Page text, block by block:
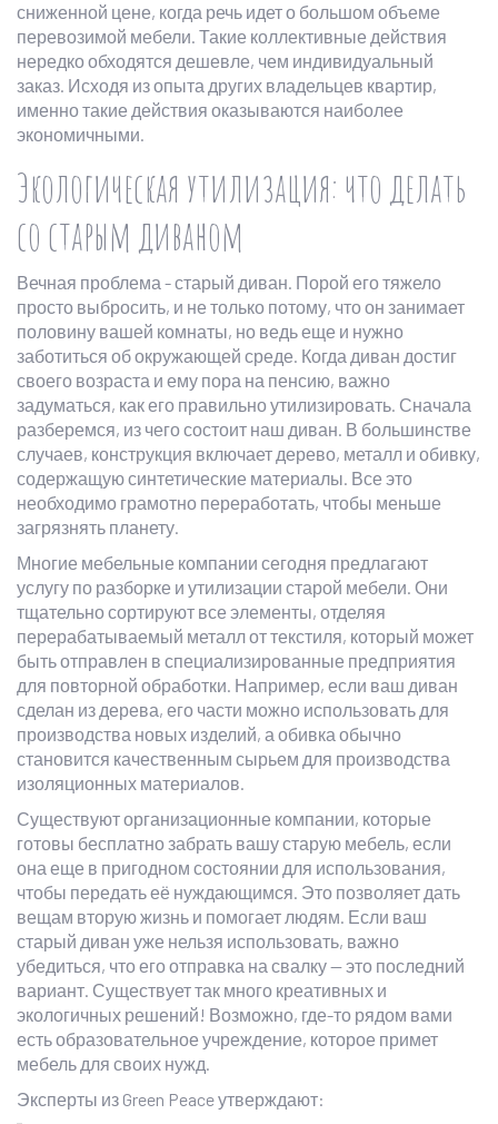
сниженной цене, когда речь идет о большом объеме
перевозимой мебели. Такие коллективные действия
нередко обходятся дешевле, чем индивидуальный
заказ. Исходя из опыта других владельцев квартир,
именно такие действия оказываются наиболее
экономичными.
Экологическая утилизация: что делать
со старым диваном
Вечная проблема - старый диван. Порой его тяжело
просто выбросить, и не только потому, что он занимает
половину вашей комнаты, но ведь еще и нужно
заботиться об окружающей среде. Когда диван достиг
своего возраста и ему пора на пенсию, важно
задуматься, как его правильно утилизировать. Сначала
разберемся, из чего состоит наш диван. В большинстве
случаев, конструкция включает дерево, металл и обивку,
содержащую синтетические материалы. Все это
необходимо грамотно переработать, чтобы меньше
загрязнять планету.
Многие мебельные компании сегодня предлагают
услугу по разборке и утилизации старой мебели. Они
тщательно сортируют все элементы, отделяя
перерабатываемый металл от текстиля, который может
быть отправлен в специализированные предприятия
для повторной обработки. Например, если ваш диван
сделан из дерева, его части можно использовать для
производства новых изделий, а обивка обычно
становится качественным сырьем для производства
изоляционных материалов.
Существуют организационные компании, которые
готовы бесплатно забрать вашу старую мебель, если
она еще в пригодном состоянии для использования,
чтобы передать её нуждающимся. Это позволяет дать
вещам вторую жизнь и помогает людям. Если ваш
старый диван уже нельзя использовать, важно
убедиться, что его отправка на свалку — это последний
вариант. Существует так много креативных и
экологичных решений! Возможно, где-то рядом вами
есть образовательное учреждение, которое примет
мебель для своих нужд.
Эксперты из Green Peace утверждают: